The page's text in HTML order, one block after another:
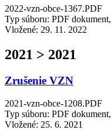
2022-vzn-obce-1367.PDF
Typ súboru: PDF
Vložené: 29. 11. 2022
2021 > 2021
Zrušenie VZN
2021-vzn-obce-1208.PDF
Typ súboru: PDF
Vložené: 25. 6. 2021